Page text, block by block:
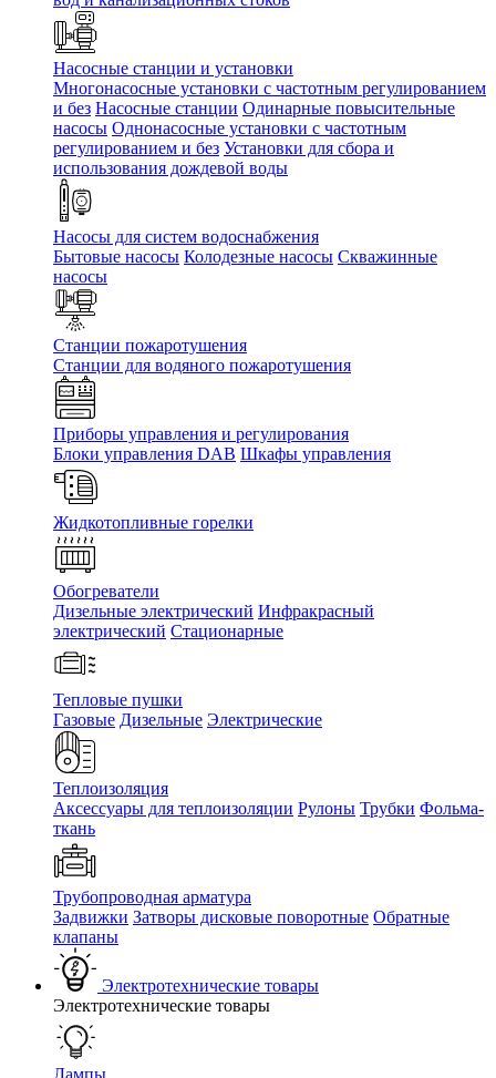
Насосные станции и установки
Многонасосные установки с частотным регулированием
и без Насосные станции Одинарные повысительные
насосы Однонасосные установки с частотным
регулированием и без Установки для сбора и
использования дождевой воды
Насосы для систем водоснабжения
Бытовые насосы Колодезные насосы Скважинные
насосы
Станции пожаротушения
Станции для водяного пожаротушения
Приборы управления и регулирования
Блоки управления DAB Шкафы управления
Жидкотопливные горелки
Обогреватели
Дизельные электрический Инфракрасный
электрический Стационарные
Тепловые пушки
Газовые Дизельные Электрические
Теплоизоляция
Аксессуары для теплоизоляции Рулоны Трубки Фольма-
ткань
Трубопроводная арматура
Задвижки Затворы дисковые поворотные Обратные
клапаны
Электротехнические товары
Электротехнические товары
Лампы